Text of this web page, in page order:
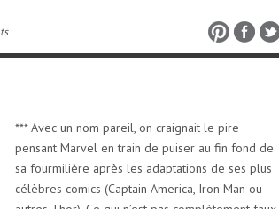
*** Avec un nom pareil, on craignait le pire
pensant Marvel en train de puiser au fin fond de
sa fourmilière après les adaptations de ses plus
célèbres comics (Captain America, Iron Man ou